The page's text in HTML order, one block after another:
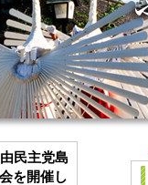
民主党島
を開催し